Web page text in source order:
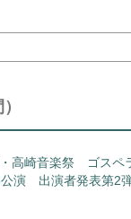
高崎音楽祭 ゴスペ
演 出演者発表第2